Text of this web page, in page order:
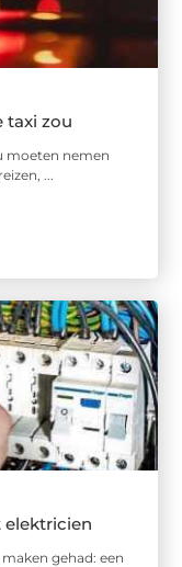
taxi zou
moeten nemen
...
gehad: een